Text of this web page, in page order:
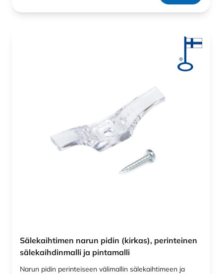
Sälekaihtimen narun pidin (kirkas), perinteinen
sälekaihdinmalli ja pintamalli
Narun pidin perinteiseen välimallin sälekaihtimeen ja